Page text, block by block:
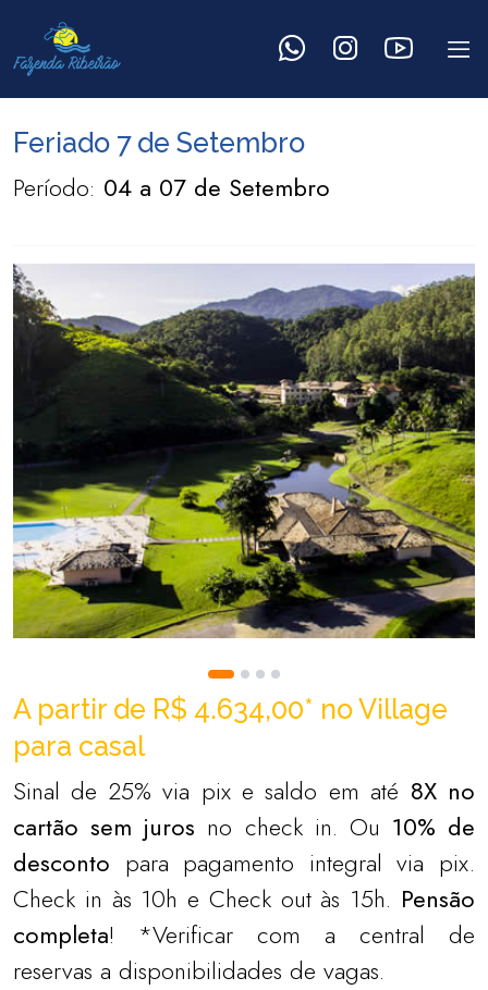
Feriado 7 de Setembro
Período: 04 a 07 de Setembro
A partir de R$ 4.634,00* no Village
para casal
Sinal de 25% via pix e saldo em até 8X no
cartão sem juros no check in. Ou 10% de
desconto para pagamento integral via pix.
Check in às 10h e Check out às 15h. Pensão
completa! *Verificar com a central de
reservas a disponibilidades de vagas.